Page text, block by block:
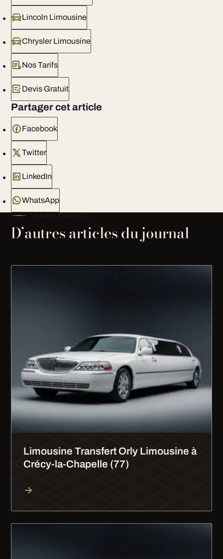
Lincoln Limousine
Chrysler Limousine
Nos Tarifs
Devis Gratuit
Partager cet article
Facebook
Twitter
LinkedIn
WhatsApp
D’autres articles du journal
Limousine Transfert Orly Limousine à
Crécy-la-Chapelle (77)